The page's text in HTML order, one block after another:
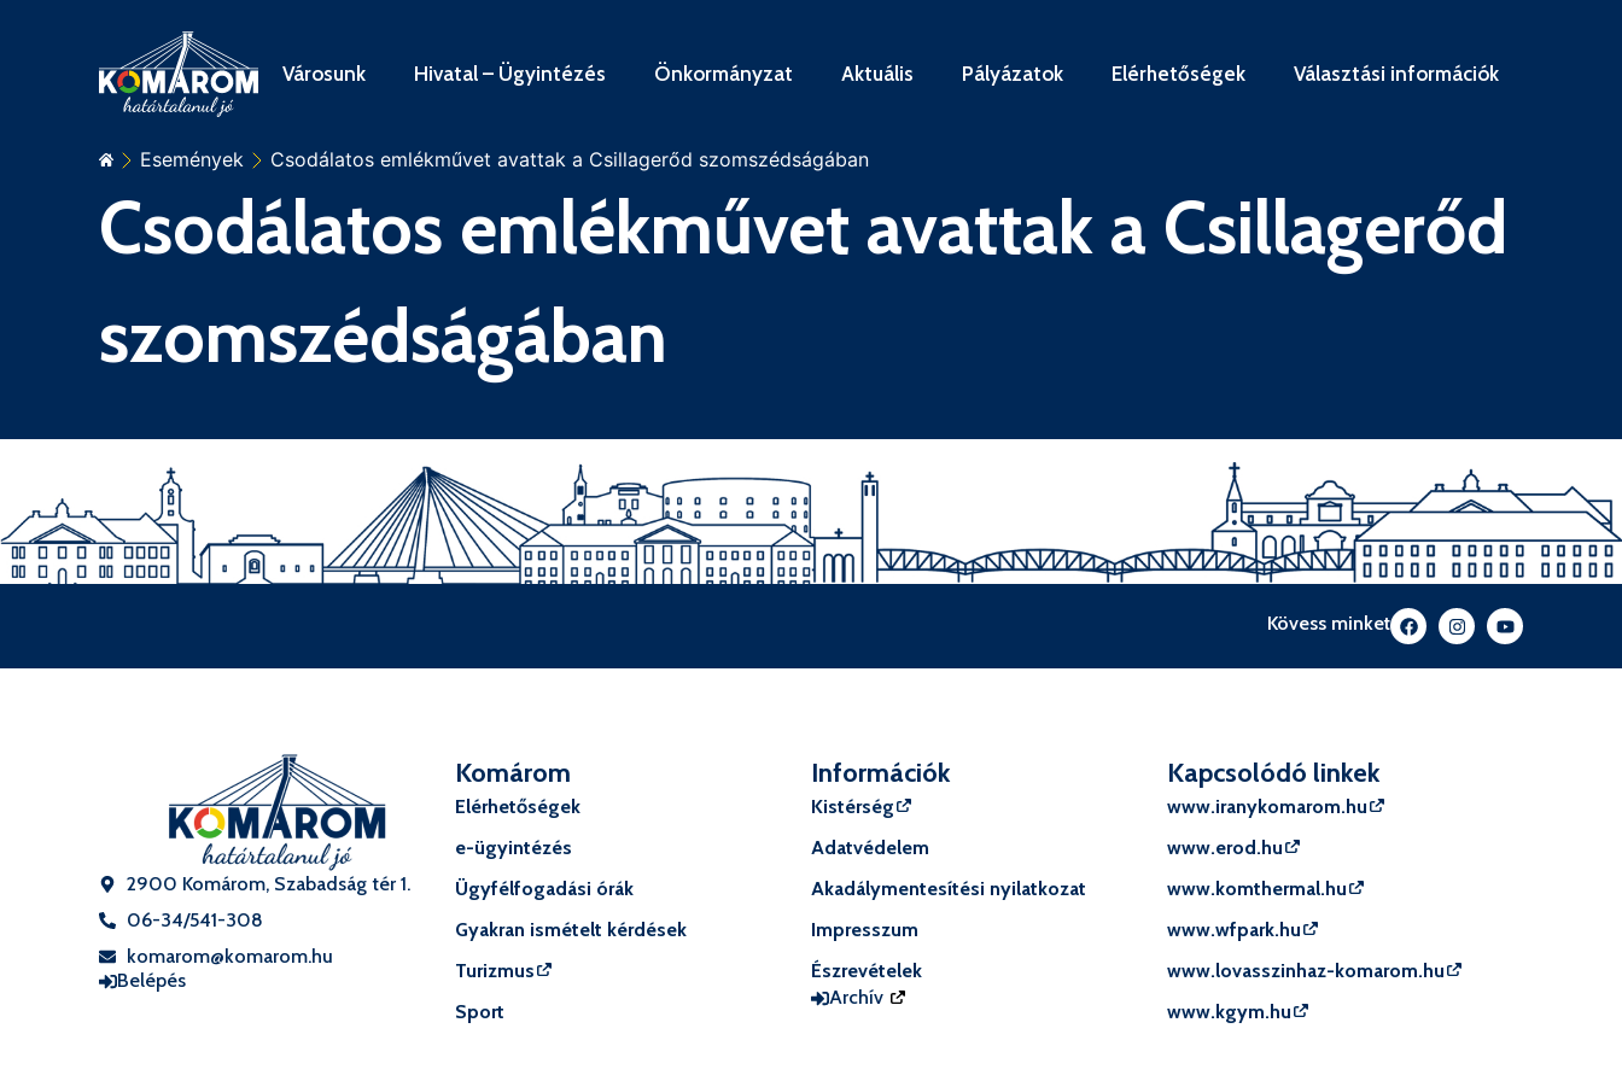
Városunk Hivatal – Ügyintézés Önkormányzat Aktuális Pályázatok Elérhetőségek Választási információk
Események Csodálatos emlékművet avattak a Csillagerőd szomszédságában
Csodálatos emlékművet avattak a Csillagerőd
szomszédságában
Kövess minket
2900 Komárom, Szabadság tér 1.
06-34/541-308
komarom@komarom.hu
Belépés
Komárom
Elérhetőségek
e-ügyintézés
Ügyfélfogadási órák
Gyakran ismételt kérdések
Turizmus
Sport
Információk
Kistérség
Adatvédelem
Akadálymentesítési nyilatkozat
Impresszum
Észrevételek
Archív
Kapcsolódó linkek
www.iranykomarom.hu
www.erod.hu
www.komthermal.hu
www.wfpark.hu
www.lovasszinhaz-komarom.hu
www.kgym.hu